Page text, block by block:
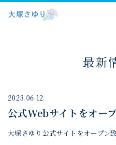
最新
2023.06.12
公式Webサイトをオー
大塚さゆり公式サイトをオープン